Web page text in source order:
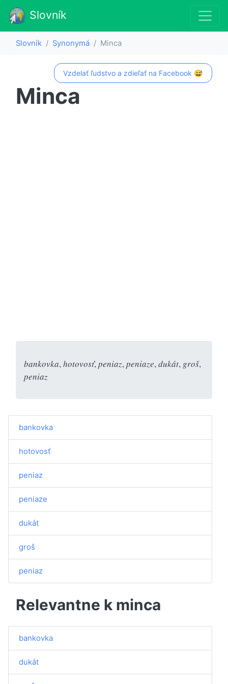
Slovník
Slovník Synonymá Minca
Vzdelať ľudstvo a zdieľať na Facebook 😅
Minca
bankovka, hotovosť, peniaz, peniaze, dukát, groš,
peniaz
bankovka
hotovosť
peniaz
peniaze
dukát
groš
peniaz
Relevantne k minca
bankovka
dukát